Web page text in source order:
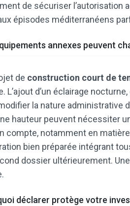
de sécuriser l’autorisation
épisodes méditerranéens
annexes peuvent
de construction court de
L’ajout d’un éclairage
la nature administrative
hauteur peuvent nécessiter
compte, notamment en
bien préparée intégrant
dossier ultérieurement.
déclarer protège votre